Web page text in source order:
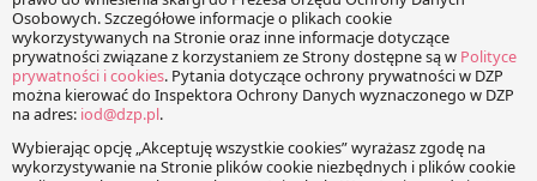
O CZYM NALEŻY PAMIĘTAĆ?
Choć z tematem sankcji mierzymy się od prawie roku, wciąż
wiele polskich przedsiębiorców nie ma dobrego rozpoznania
w ciążących na nich obowiązkachiryzykach związanych
z możliwym naruszeniem sankcji. Obecna sytuacja